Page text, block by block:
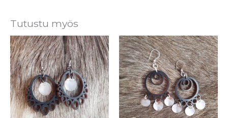
Tutustu myös